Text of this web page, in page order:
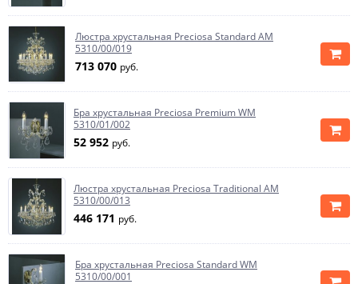
Люстра хрустальная Preciosa Standard AM
5310/00/019
713 070 руб.
Бра хрустальная Preciosa Premium WM
5310/01/002
52 952 руб.
Люстра хрустальная Preciosa Traditional AM
5310/00/013
446 171 руб.
Бра хрустальная Preciosa Standard WM
5310/00/001